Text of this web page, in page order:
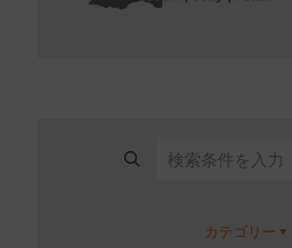
カテゴリー